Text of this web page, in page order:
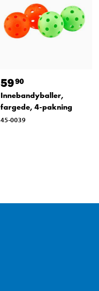
5990
Innebandyballer,
fargede, 4-pakning
45-0039